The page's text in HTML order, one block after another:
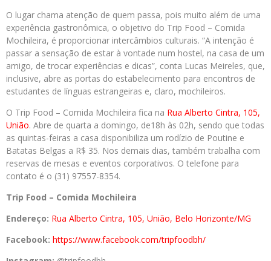
O lugar chama atenção de quem passa, pois muito além de uma
experiência gastronômica, o objetivo do Trip Food – Comida
Mochileira, é proporcionar intercâmbios culturais. “A intenção é
passar a sensação de estar à vontade num hostel, na casa de um
amigo, de trocar experiências e dicas”, conta Lucas Meireles, que,
inclusive, abre as portas do estabelecimento para encontros de
estudantes de línguas estrangeiras e, claro, mochileiros.
O Trip Food – Comida Mochileira fica na Rua Alberto Cintra, 105,
União. Abre de quarta a domingo, de18h às 02h, sendo que todas
as quintas-feiras a casa disponibiliza um rodízio de Poutine e
Batatas Belgas a R$ 35. Nos demais dias, também trabalha com
reservas de mesas e eventos corporativos. O telefone para
contato é o (31) 97557-8354.
Trip Food – Comida Mochileira
Endereço: Rua Alberto Cintra, 105, União, Belo Horizonte/MG
Facebook: https://www.facebook.com/tripfoodbh/